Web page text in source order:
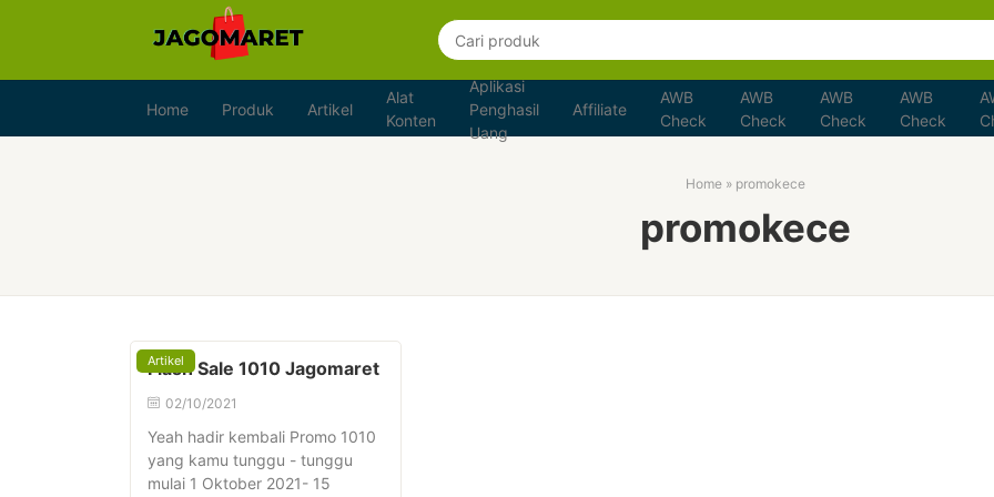
Home Produk Artikel
Alat
Konten
Aplikasi
Penghasil
Uang
Affiliate
AWB
Check
AWB
Check
AWB
Check
AWB
Check
Home » promokece
promokece
Artikel
Flash Sale 1010 Jagomaret
02/10/2021
Yeah hadir kembali Promo 1010
yang kamu tunggu - tunggu
mulai 1 Oktober 2021- 15